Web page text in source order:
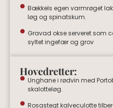
Bækkels egen varmrøget
løg og spinatskum.
Gravad okse serveret som
syltet ingefær og grov
Hovedretter:
Unghane i rødvin med
skalotteløg.
Rosastegt kalveculotte